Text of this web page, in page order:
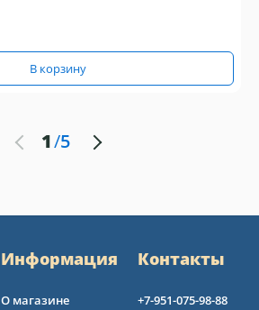
В корзину
1/5
Информация
О магазине
Контакты
+7-951-075-98-88